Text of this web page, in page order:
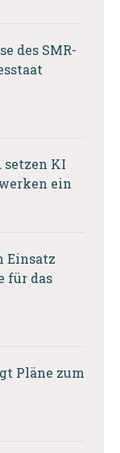
des SMR-
setzen KI
ein
Einsatz
für das
Pläne zum